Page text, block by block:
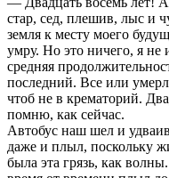
стар, сед, плешив, лыс и
земля к месту моего
умру. Но это ничего, я не
средняя
последний. Все или
чтоб не в крематорий.
помню, как сейчас.
Автобус наш шел и
даже и плыл, поскольку
была эта грязь, как